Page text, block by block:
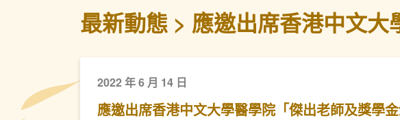
最新動態 應邀出席香港中文
2022 年 6 月 14 日
應邀出席香港中文大學醫學院「傑出老師及獎學金